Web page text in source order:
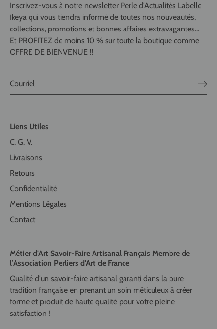
Inscrivez-vous à notre newsletter Perle d'Actualités Labelle
Ikeya qui vous tiendra informé de toutes nos nouveautés,
collections, promotions et bonnes affaires extravagantes...
Et PROFITEZ de moins 10 % sur toute la boutique comme
OFFRE DE BIENVENUE !!
Liens Utiles
C. G. V.
Livraisons
Retours
Confidentialité
Mentions Légales
Contact
Métier d'Art Savoir-Faire Artisanal Français Membre de
l’Association Perliers d'Art de France
Qualité d'un savoir-faire artisanal garanti dans la pure
tradition française en prenant un soin méticuleux à créer
forme et produit de haute qualité pour votre pleine
satisfaction !